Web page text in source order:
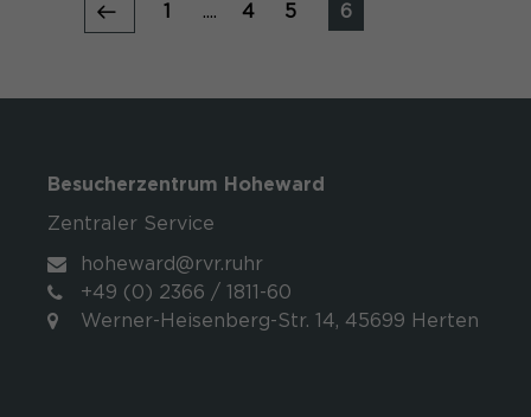
1 .... 4 5 6
Besucherzentrum Hoheward
Zentraler Service
hoheward@rvr.ruhr
+49 (0) 2366 / 1811-60
Werner-Heisenberg-Str. 14, 45699 Herten